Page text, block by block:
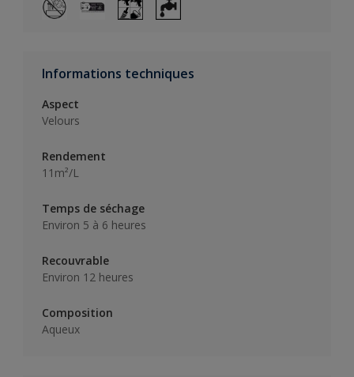
Informations techniques
Aspect
Velours
Rendement
11m²/L
Temps de séchage
Environ 5 à 6 heures
Recouvrable
Environ 12 heures
Composition
Aqueux